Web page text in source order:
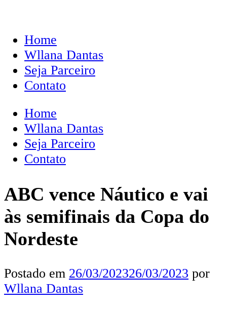
Home
Wllana Dantas
Seja Parceiro
Contato
Home
Wllana Dantas
Seja Parceiro
Contato
ABC vence Náutico e vai
às semifinais da Copa do
Nordeste
Postado em 26/03/202326/03/2023 por
Wllana Dantas